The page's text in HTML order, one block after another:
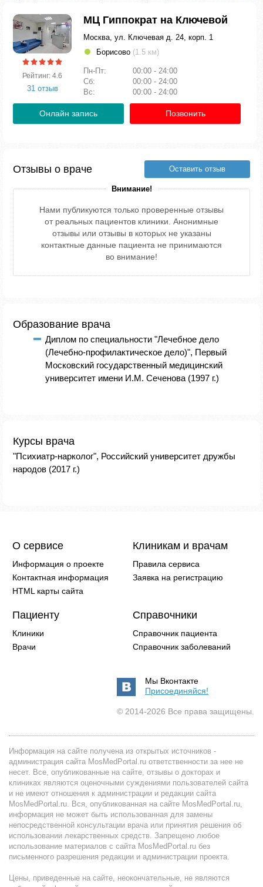
Рейтинг: 4.6
31 отзыв
МЦ Гиппократ на Ключевой
Москва, ул. Ключевая д. 24, корп. 1
Борисово (1.5 км)
Пн-Пт:
00:00 - 24:00
Сб:
00:00 - 24:00
Вс:
00:00 - 24:00
Онлайн запись Позвонить
Отзывы о враче Оставить отзыв
Внимание!
Нами публикуются только проверенные отзывы
от реальных пациентов клиники. Анонимные
отзывы или отзывы в которых не указаны
контактные данные пациента не принимаются
во внимание!
Образование врача
Диплом по специальности "Лечебное дело
(Лечебно-профилактическое дело)", Первый
Московский государственный медицинский
университет имени И.М. Сеченова (1997 г.)
Курсы врача
"Психиатр-нарколог", Российский университет дружбы
народов (2017 г.)
О сервисе
Информация о проекте
Контактная информация
HTML карты сайта
Клиникам и врачам
Правила сервиса
Заявка на регистрацию
Пациенту
Клиники
Врачи
Справочники
Справочник пациента
Справочник заболеваний
Мы Вконтакте
Присоединяйся!
© 2014-2026 Все права защищены.
Информация на сайте получена из открытых источников -
администрация сайта MosMedPortal.ru ответственности за нее не
несет. Все, опубликованные на сайте, отзывы о докторах и
клиниках являются оценочными суждениями пользователей сайта
и не имеют отношения к администрации и редакции сайта
MosMedPortal.ru. Вся, опубликованная на сайте MosMedPortal.ru,
информация не может быть использованная для замены
непосредственной консультации врача или принятия решения об
использовании лекарственных средств. Запрещено любое
использование материалов с сайта MosMedPortal.ru без
письменного разрешения редакции и администрации проекта.
Цены, приведенные на сайте, неокончательные, не являются